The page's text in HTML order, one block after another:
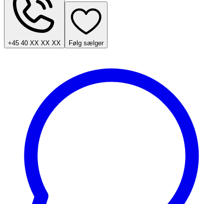
+45 40 XX XX XX Følg sælger